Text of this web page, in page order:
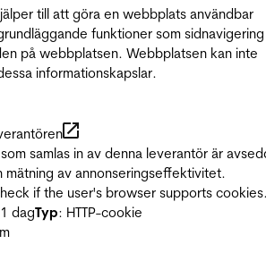
till att göra en webbplats användbar
funktioner som
på webbplatsen. Webbplatsen kan inte
informationskapslar.
samlas in av denna leverantör är
mätning av annonseringseffektivitet.
if the user's browser supports
dagTyp: HTTP-cookie